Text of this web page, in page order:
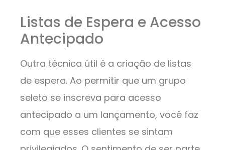
Listas de Espera e Acesso
Antecipado
Outra técnica útil é a criação de listas
de espera. Ao permitir que um grupo
seleto se inscreva para acesso
antecipado a um lançamento, você faz
com que esses clientes se sintam